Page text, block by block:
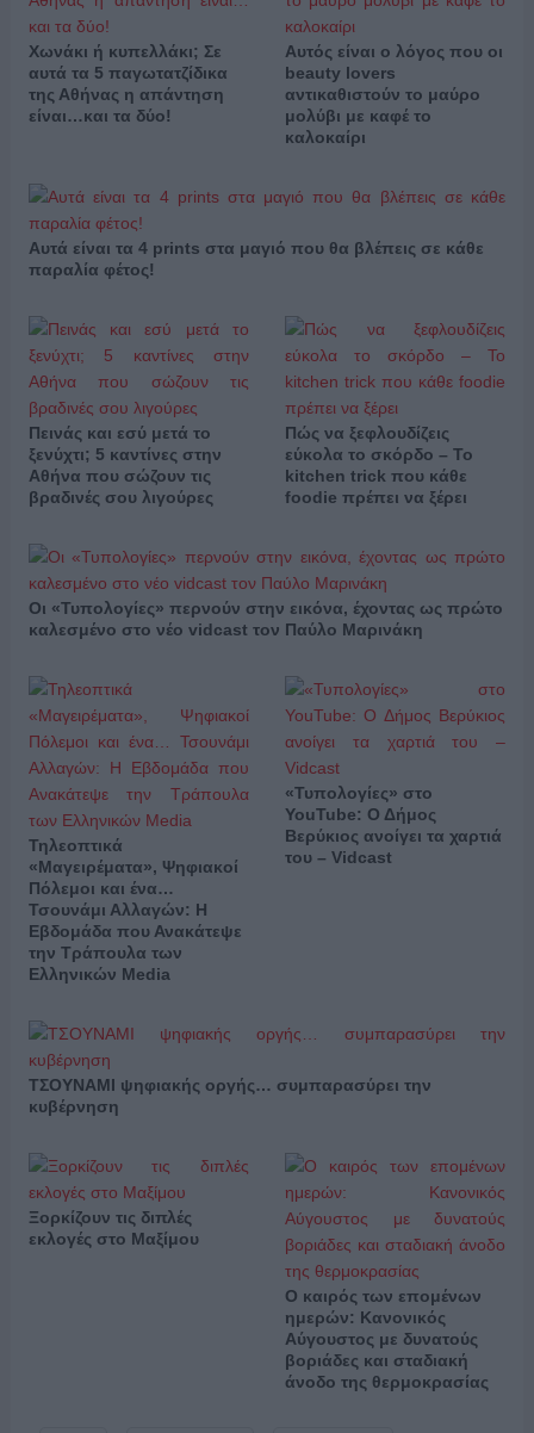
Χωνάκι ή κυπελλάκι; Σε
αυτά τα 5 παγωτατζίδικα
της Αθήνας η απάντηση
είναι…και τα δύο!
Αυτός είναι ο λόγος που οι
beauty lovers
αντικαθιστούν το μαύρο
μολύβι με καφέ το
καλοκαίρι
Αυτά είναι τα 4 prints στα μαγιό που θα βλέπεις σε κάθε
παραλία φέτος!
Πεινάς και εσύ μετά το
ξενύχτι; 5 καντίνες στην
Αθήνα που σώζουν τις
βραδινές σου λιγούρες
Πώς να ξεφλουδίζεις
εύκολα το σκόρδο – Το
kitchen trick που κάθε
foodie πρέπει να ξέρει
Οι «Τυπολογίες» περνούν στην εικόνα, έχοντας ως πρώτο
καλεσμένο στο νέο vidcast τον Παύλο Μαρινάκη
Τηλεοπτικά
«Μαγειρέματα», Ψηφιακοί
Πόλεμοι και ένα…
Τσουνάμι Αλλαγών: Η
Εβδομάδα που Ανακάτεψε
την Τράπουλα των
Ελληνικών Media
«Τυπολογίες» στο
YouTube: Ο Δήμος
Βερύκιος ανοίγει τα χαρτιά
του – Vidcast
ΤΣΟΥΝΑΜΙ ψηφιακής οργής… συμπαρασύρει την
κυβέρνηση
Ξορκίζουν τις διπλές
εκλογές στο Μαξίμου
Ο καιρός των επομένων
ημερών: Κανονικός
Αύγουστος με δυνατούς
βοριάδες και σταδιακή
άνοδο της θερμοκρασίας